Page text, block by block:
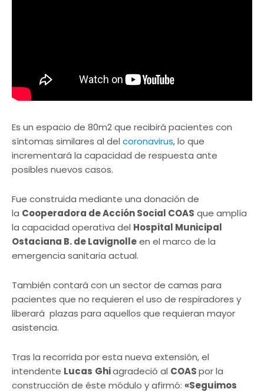
Es un espacio de 80m2 que recibirá pacientes con
síntomas similares al del coronavirus, lo que
incrementará la capacidad de respuesta ante
posibles nuevos casos.
Fue construida mediante una donación de
la Cooperadora de Acción Social COAS que amplía
la capacidad operativa del Hospital Municipal
Ostaciana B. de Lavignolleen el marco de la
emergencia sanitaria actual.
También contará con un sector de camas para
pacientes que no requieren el uso de respiradores y
liberará plazas para aquellos que requieran mayor
asistencia.
Tras la recorrida por esta nueva extensión, el
intendente Lucas Ghiagradeció al COASpor la
construcción de éste módulo y afirmó: «Seguimos